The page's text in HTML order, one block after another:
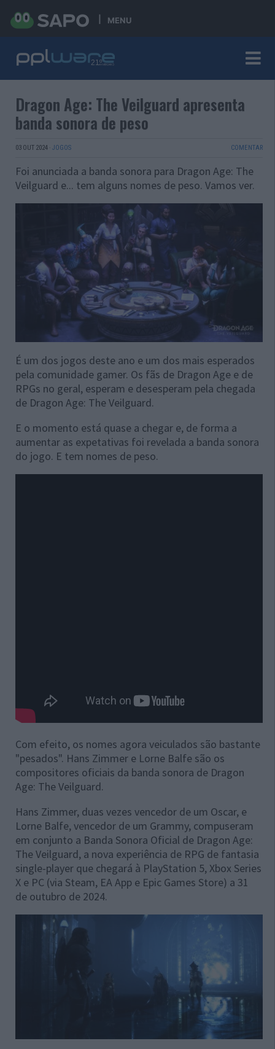
MENU
Dragon Age: The Veilguard apresenta
banda sonora de peso
03 OUT 2024 · JOGOS COMENTAR
Foi anunciada a banda sonora para Dragon Age: The
Veilguard e... tem alguns nomes de peso. Vamos ver.
É um dos jogos deste ano e um dos mais esperados
pela comunidade gamer. Os fãs de Dragon Age e de
RPGs no geral, esperam e desesperam pela chegada
de Dragon Age: The Veilguard.
E o momento está quase a chegar e, de forma a
aumentar as expetativas foi revelada a banda sonora
do jogo. E tem nomes de peso.
Com efeito, os nomes agora veiculados são bastante
"pesados". Hans Zimmer e Lorne Balfe são os
compositores oficiais da banda sonora de Dragon
Age: The Veilguard.
Hans Zimmer, duas vezes vencedor de um Oscar, e
Lorne Balfe, vencedor de um Grammy, compuseram
em conjunto a Banda Sonora Oficial de Dragon Age:
The Veilguard, a nova experiência de RPG de fantasia
single-player que chegará à PlayStation 5, Xbox Series
X e PC (via Steam, EA App e Epic Games Store) a 31
de outubro de 2024.